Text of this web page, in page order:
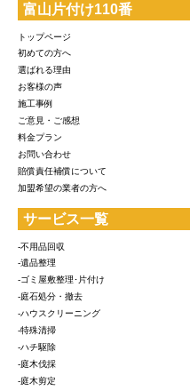
富山片付け110番
トップページ
初めての方へ
選ばれる理由
お客様の声
施工事例
ご意見・ご感想
料金プラン
お問い合わせ
賠償責任補償について
加盟希望の業者の方へ
サービス一覧
-不用品回収
-遺品整理
-ゴミ屋敷整理･片付け
-庭石処分・撤去
-ハウスクリーニング
-特殊清掃
-ハチ駆除
-庭木伐採
-庭木剪定